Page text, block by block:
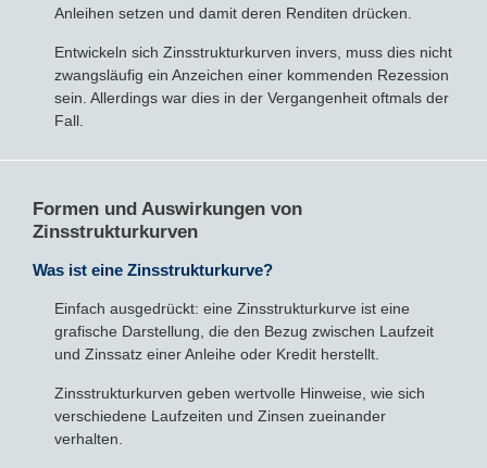
Anleihen setzen und damit deren Renditen drücken.
Entwickeln sich Zinsstrukturkurven invers, muss dies nicht
zwangsläufig ein Anzeichen einer kommenden Rezession
sein. Allerdings war dies in der Vergangenheit oftmals der
Fall.
Formen und Auswirkungen von
Zinsstrukturkurven
Was ist eine Zinsstrukturkurve?
Einfach ausgedrückt: eine Zinsstrukturkurve ist eine
grafische Darstellung, die den Bezug zwischen Laufzeit
und Zinssatz einer Anleihe oder Kredit herstellt.
Zinsstrukturkurven geben wertvolle Hinweise, wie sich
verschiedene Laufzeiten und Zinsen zueinander
verhalten.